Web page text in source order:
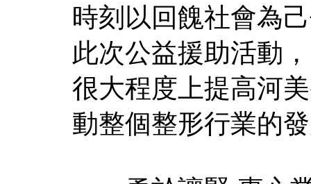
時刻以回餽社會為
此次公益援助活動
很大程度上提高河
動整個整形行業的